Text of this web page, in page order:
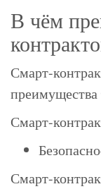
В чём
Смарт-
преимущества
Смарт-
Смарт-